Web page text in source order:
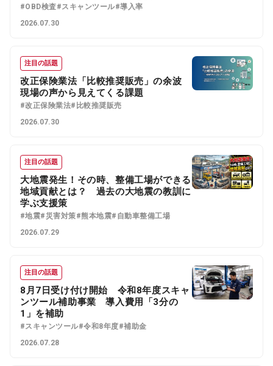
#OBD検査#スキャンツール#導入率
2026.07.30
注目の話題
改正保険業法「比較推奨販売」の余波
現場の声から見えてくる課題
#改正保険業法#比較推奨販売
2026.07.30
注目の話題
大地震発生！その時、整備工場ができる
地域貢献とは？ 過去の大地震の教訓に
学ぶ支援策
#地震#災害対策#熊本地震#自動車整備工場
2026.07.29
注目の話題
8月7日受け付け開始 令和8年度スキャ
ンツール補助事業 導入費用「3分の
1」を補助
#スキャンツール#令和8年度#補助金
2026.07.28